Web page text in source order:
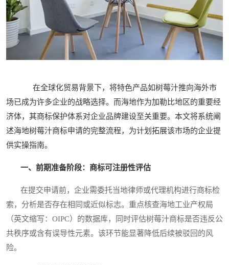
在全球化贸易背景下，将特色产品如树莓汁推向海外市
场已成为许多企业的战略选择。而海地作为加勒比地区的重要经
济体，其商标保护体系对企业品牌建设至关重要。本文将系统阐
述海地树莓汁商标申请的完整流程，为计划拓展该市场的企业提
供实操指南。
一、前期准备阶段：商标可注册性评估
在提交申请前，企业需委托当地律师或代理机构进行商标检
索，分析是否存在相同或近似标志。重点核查海地工业产权局
（英文缩写：OIPC）的数据库，同时评估树莓汁商标是否违反公
共秩序或含有误导性元素。该环节能显著降低后续被驳回的风
险。